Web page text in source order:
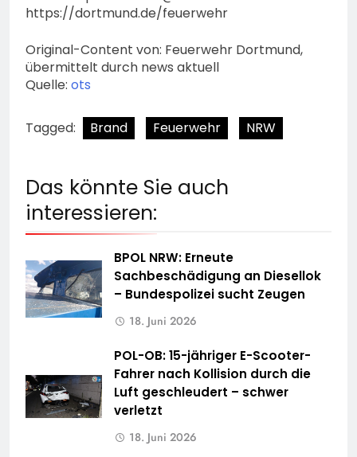
https://dortmund.de/feuerwehr
Original-Content von: Feuerwehr Dortmund,
übermittelt durch news aktuell
Quelle: ots
Tagged: Brand Feuerwehr NRW
Das könnte Sie auch
interessieren:
BPOL NRW: Erneute
Sachbeschädigung an Diesellok
– Bundespolizei sucht Zeugen
18. Juni 2026
POL-OB: 15-jähriger E-Scooter-
Fahrer nach Kollision durch die
Luft geschleudert – schwer
verletzt
18. Juni 2026